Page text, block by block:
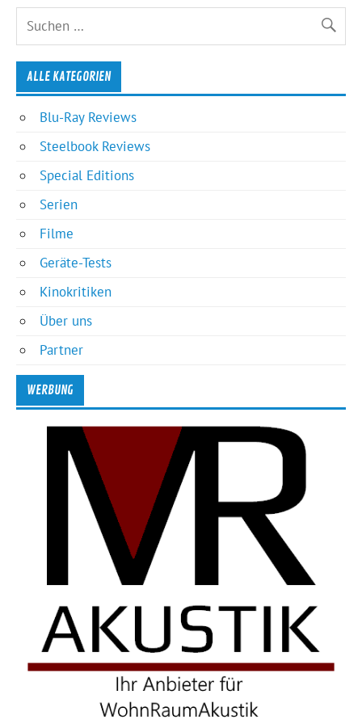
ALLE KATEGORIEN
Blu-Ray Reviews
Steelbook Reviews
Special Editions
Serien
Filme
Geräte-Tests
Kinokritiken
Über uns
Partner
WERBUNG